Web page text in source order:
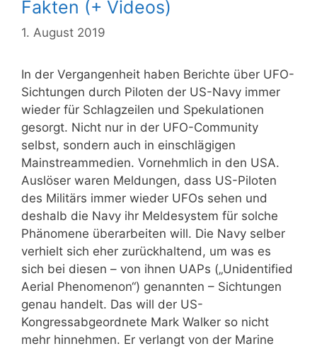
Fakten (+ Videos)
1. August 2019
In der Vergangenheit haben Berichte über UFO-
Sichtungen durch Piloten der US-Navy immer
wieder für Schlagzeilen und Spekulationen
gesorgt. Nicht nur in der UFO-Community
selbst, sondern auch in einschlägigen
Mainstreammedien. Vornehmlich in den USA.
Auslöser waren Meldungen, dass US-Piloten
des Militärs immer wieder UFOs sehen und
deshalb die Navy ihr Meldesystem für solche
Phänomene überarbeiten will. Die Navy selber
verhielt sich eher zurückhaltend, um was es
sich bei diesen – von ihnen UAPs („Unidentified
Aerial Phenomenon“) genannten – Sichtungen
genau handelt. Das will der US-
Kongressabgeordnete Mark Walker so nicht
mehr hinnehmen. Er verlangt von der Marine